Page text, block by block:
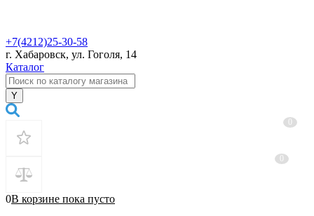
+7(4212)25-30-58
г. Хабаровск, ул. Гоголя, 14
Каталог
0В корзине пока пусто